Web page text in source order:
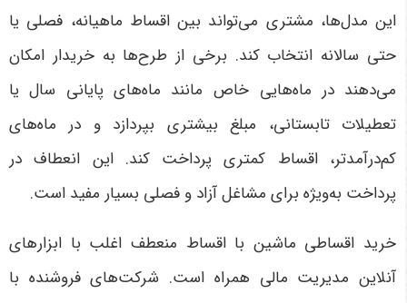
این مدل‌ها، مشتری می‌تواند بین اقساط ماهیانه، فصلی یا
حتی سالانه انتخاب کند. برخی از طرح‌ها به خریدار امکان
می‌دهند در ماه‌هایی خاص مانند ماه‌های پایانی سال یا
تعطیلات تابستانی، مبلغ بیشتری بپردازد و در ماه‌های
کم‌درآمدتر، اقساط کمتری پرداخت کند. این انعطاف در
پرداخت به‌ویژه برای مشاغل آزاد و فصلی بسیار مفید است.
خرید اقساطی ماشین با اقساط منعطف اغلب با ابزارهای
آنلاین مدیریت مالی همراه است. شرکت‌های فروشنده با